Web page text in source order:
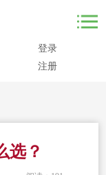
登录
注册
选？